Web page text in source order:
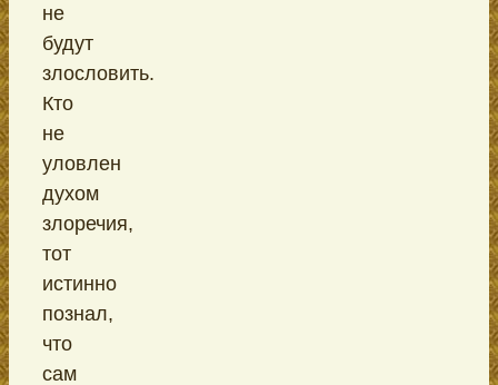
не
будут
злословить.
Кто
не
уловлен
духом
злоречия,
тот
истинно
познал,
что
сам